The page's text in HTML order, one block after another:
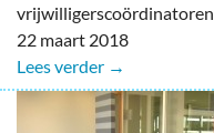
vrijwilligerscoördinatoren
22 maart 2018
Lees verder →